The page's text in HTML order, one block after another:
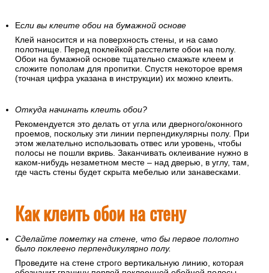
Если вы клеите обои на бумажной основе
Клей наносится и на поверхность стены, и на само
полотнище. Перед поклейкой расстелите обои на полу.
Обои на бумажной основе тщательно смажьте клеем и
сложите пополам для пропитки. Спустя некоторое время
(точная цифра указана в инструкции) их можно клеить.
Откуда начинать клеить обои?
Рекомендуется это делать от угла или дверного/оконного
проемов, поскольку эти линии перпендикулярны полу. При
этом желательно использовать отвес или уровень, чтобы
полосы не пошли вкривь. Заканчивать оклеивание нужно в
каком-нибудь незаметном месте – над дверью, в углу, там,
где часть стены будет скрыта мебелью или занавесками.
Как клеить обои на стену
Сделайте пометку на стене, что бы первое полотно
было поклеено перпендикулярно полу.
Проведите на стене строго вертикальную линию, которая